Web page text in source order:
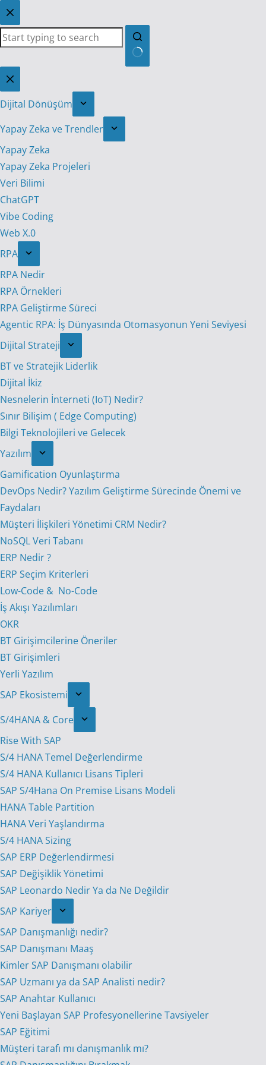
Skip
to
content
No
results
Dijital Dönüşüm
Yapay Zeka ve Trendler
Yapay Zeka
Yapay Zeka Projeleri
Veri Bilimi
ChatGPT
Vibe Coding
Web X.0
RPA
RPA Nedir
RPA Örnekleri
RPA Geliştirme Süreci
Agentic RPA: İş Dünyasında Otomasyonun Yeni Seviyesi
Dijital Strateji
BT ve Stratejik Liderlik
Dijital İkiz
Nesnelerin İnterneti (IoT) Nedir?
Sınır Bilişim ( Edge Computing)
Bilgi Teknolojileri ve Gelecek
Yazılım
Gamification Oyunlaştırma
DevOps Nedir? Yazılım Geliştirme Sürecinde Önemi ve
Faydaları
Müşteri İlişkileri Yönetimi CRM Nedir?
NoSQL Veri Tabanı
ERP Nedir ?
ERP Seçim Kriterleri
Low-Code & No-Code
İş Akışı Yazılımları
OKR
BT Girişimcilerine Öneriler
BT Girişimleri
Yerli Yazılım
SAP Ekosistemi
S/4HANA & Core
Rise With SAP
S/4 HANA Temel Değerlendirme
S/4 HANA Kullanıcı Lisans Tipleri
SAP S/4Hana On Premise Lisans Modeli
HANA Table Partition
HANA Veri Yaşlandırma
S/4 HANA Sizing
SAP ERP Değerlendirmesi
SAP Değişiklik Yönetimi
SAP Leonardo Nedir Ya da Ne Değildir
SAP Kariyer
SAP Danışmanlığı nedir?
SAP Danışmanı Maaş
Kimler SAP Danışmanı olabilir
SAP Uzmanı ya da SAP Analisti nedir?
SAP Anahtar Kullanıcı
Yeni Başlayan SAP Profesyonellerine Tavsiyeler
SAP Eğitimi
Müşteri tarafı mı danışmanlık mı?